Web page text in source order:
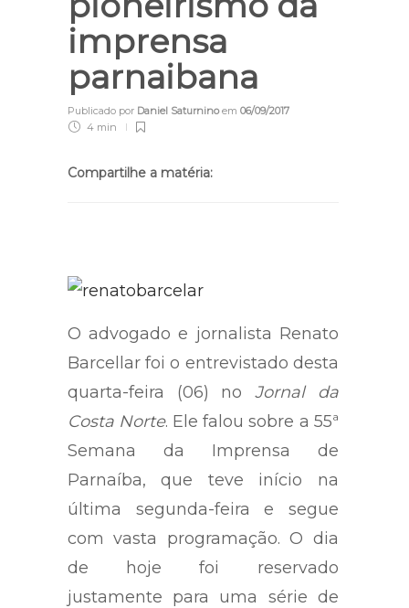
imprensa
parnaibana
Publicado por Daniel Saturninoem 06/09/2017
4 min
Compartilhe a matéria:
O advogado e jornalista Renato
Barcellar foi o entrevistado desta
quarta-feira (06) noJornal da
Costa Norte. Ele falou sobre a 55ª
Semana da Imprensa de
Parnaíba, que teve início na
última segunda-feira e segue
com vasta programação. O dia
de hoje foi reservado
justamente para uma série de